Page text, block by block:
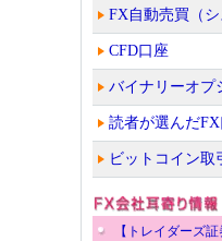
FX自動売買（
CFD口座
バイナリーオプ
読者が選んだFX
ビットコイン取
【トレイダーズ